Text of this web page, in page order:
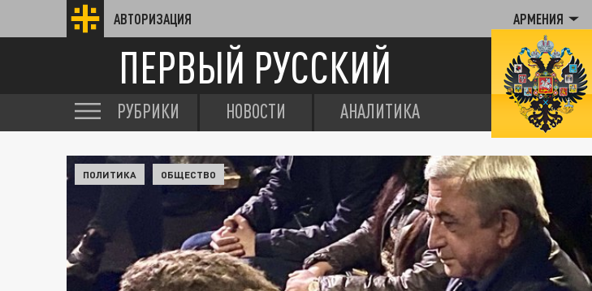
АВТОРИЗАЦИЯ АРМЕНИЯ
ПЕРВЫЙ РУССКИЙ
РУБРИКИ НОВОСТИ АНАЛИТИКА
ПОЛИТИКА ОБЩЕСТВО